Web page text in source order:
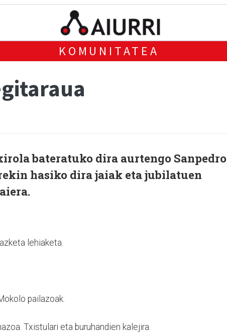
KOMUNITATEA
bateratuko dira aurtengo Sanpedro
hasiko dira jaiak eta jubilatuen
lehiaketa.
pailazoak.
Txistulari eta buruhandien kalejira.